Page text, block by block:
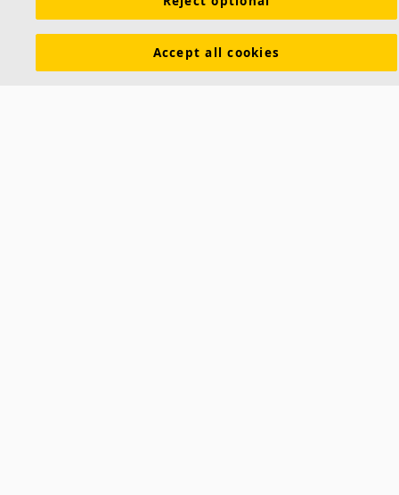
A propos d'Ecophon
acoustiques, des baffles et des systèmes de plafond qui contribuent
Accept all cookies